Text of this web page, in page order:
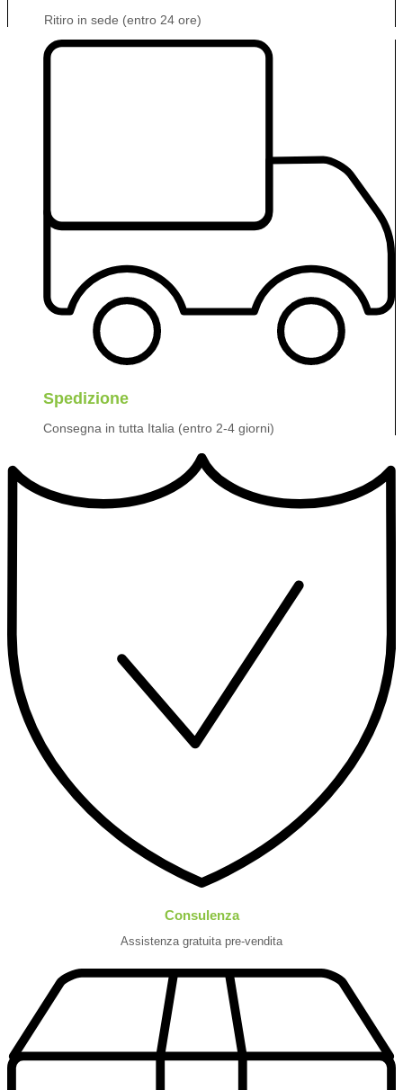
Ritiro in sede (entro 24 ore)
Spedizione
Consegna in tutta Italia (entro 2-4 giorni)
Consulenza
Assistenza gratuita pre-vendita